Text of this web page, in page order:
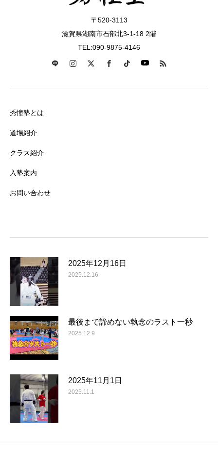
〒520-3113
滋賀県湖南市石部北3-1-18 2階
TEL:090-9875-4146
秀憧塾とは
道場紹介
クラス紹介
入塾案内
お問い合わせ
2025年12月16日
2025.12.16
最後まで諦めない執念のラスト一秒
2025.12.9
2025年11月1日
2025.11.1